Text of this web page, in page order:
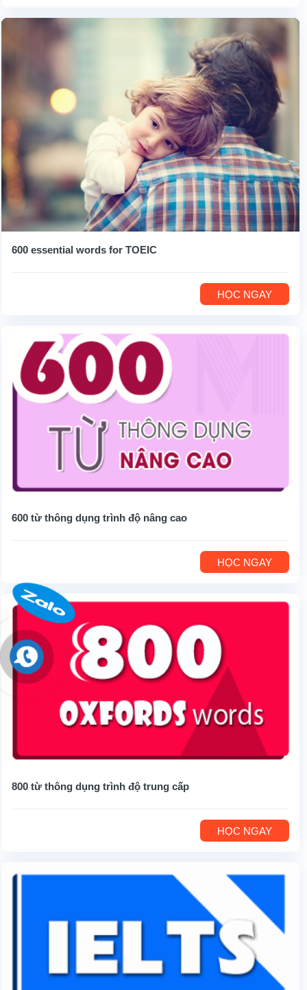
600 essential words for TOEIC
HỌC NGAY
600 từ thông dụng trình độ nâng cao
HỌC NGAY
800 từ thông dụng trình độ trung cấp
HỌC NGAY